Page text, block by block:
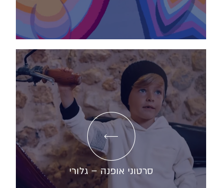
סרטוני אופנה – גלורי